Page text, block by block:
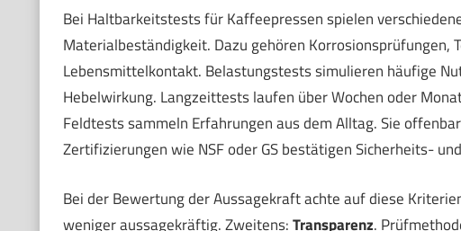
Bei Haltbarkeitstests für Kaffeepressen spielen
Materialbeständigkeit. Dazu gehören
Lebensmittelkontakt. Belastungstests simulieren häufige
Hebelwirkung. Langzeittests laufen über Wochen oder
Feldtests sammeln Erfahrungen aus dem Alltag. Sie
Zertifizierungen wie NSF oder GS bestätigen Sicherheits-
Bei der Bewertung der Aussagekraft achte auf diese
weniger aussagekräftig. Zweitens:Transparenz.